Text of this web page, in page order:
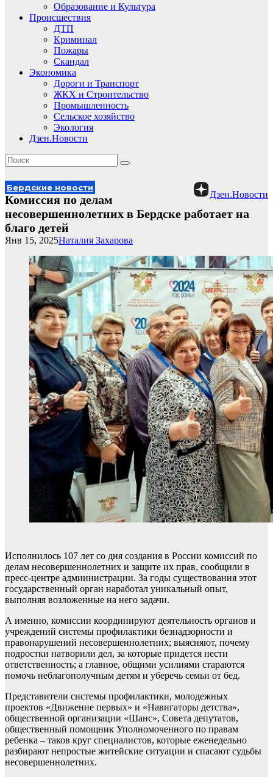
Образование и Культура
Происшествия
ДТП
Криминал
Пожары
Скандал
Экономика
Дороги и Транспорт
ЖКХ и Строительство
Промышленность
Сельское хозяйство
Экология
Дзен.Новости
Дзен.Новости
Бердские новости
Комиссия по делам
несовершеннолетних в Бердске работает на
благо детей
Наталия Захарова
Янв 15, 2025
Исполнилось 107 лет со дня создания в России комиссий по
делам несовершеннолетних и защите их прав, сообщили в
пресс-центре адмиинистрации. За годы существования этот
государственный орган наработал уникальный опыт,
выполняя возложенные на него задачи.
А именно, комиссии координируют деятельность органов и
учреждений системы профилактики безнадзорности и
правонарушений несовершеннолетних; выясняют, почему
подростки натворили дел, за которые придется нести
ответственность; а главное, общими усилиями стараются
помочь неблагополучным детям и уберечь семьи от бед.
Представители системы профилактики, молодежных
проектов «Движение первых» и «Навигаторы детства»,
общественной организации «Шанс», Совета депутатов,
общественный помощник Уполномоченного по правам
ребенка – таков круг специалистов, которые еженедельно
разбирают непростые житейские ситуации и спасают судьбы
несовершеннолетних.